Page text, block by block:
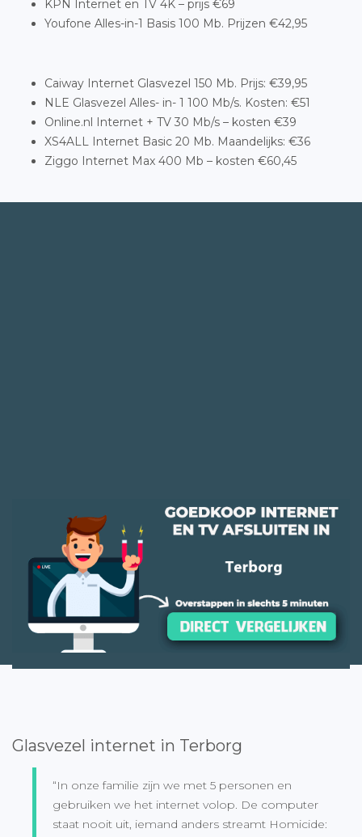
KPN Internet en TV 4K – prijs €69
Youfone Alles-in-1 Basis 100 Mb. Prijzen €42,95
Caiway Internet Glasvezel 150 Mb. Prijs: €39,95
NLE Glasvezel Alles- in- 1 100 Mb/s. Kosten: €51
Online.nl Internet + TV 30 Mb/s – kosten €39
XS4ALL Internet Basic 20 Mb. Maandelijks: €36
Ziggo Internet Max 400 Mb – kosten €60,45
Glasvezel internet in Terborg
“In onze familie zijn we met 5 personen en
gebruiken we het internet volop. De computer
staat nooit uit, iemand anders streamt Homicide: